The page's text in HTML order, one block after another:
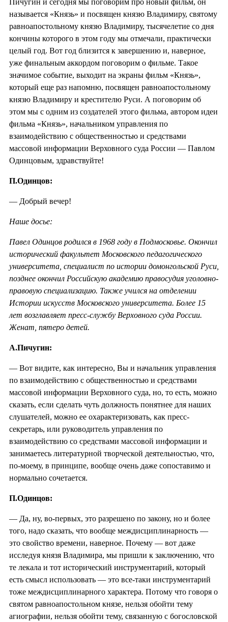
Пичугин и сегодня мы поговорим про новый фильм, он
называется «Князь» и посвящен князю Владимиру, святому
равноапостольному князю Владимиру, тысячелетие со дня
кончины которого в этом году мы отмечали, практически
целый год. Вот год близится к завершению и, наверное,
уже финальным аккордом поговорим о фильме. Такое
значимое событие, выходит на экраны фильм «Князь»,
который еще раз напомню, посвящен равноапостольному
князю Владимиру и крестителю Руси. А поговорим об
этом мы с одним из создателей этого фильма, автором идеи
фильма «Князь», начальником управления по
взаимодействию с общественностью и средствами
массовой информации Верховного суда России — Павлом
Одинцовым, здравствуйте!
П.Одинцов:
— Добрый вечер!
Наше досье:
Павел Одинцов родился в 1968 году в Подмосковье. Окончил
исторический факультет Московского педагогического
университета, специалист по истории домонгольской Руси,
позднее окончил Российскую академию правосудия уголовно-
правовую специализацию. Также учился на отделении
Истории искусств Московского университета. Более 15
лет возглавляет пресс-службу Верховного суда России.
Женат, пятеро детей.
А.Пичугин:
— Вот видите, как интересно, Вы и начальник управления
по взаимодействию с общественностью и средствами
массовой информации Верховного суда, но, то есть, можно
сказать, если сделать чуть должность понятнее для наших
слушателей, можно ее охарактеризовать, как пресс-
секретарь, или руководитель управления по
взаимодействию со средствами массовой информации и
занимаетесь литературной творческой деятельностью, что,
по-моему, в принципе, вообще очень даже сопоставимо и
нормально сочетается.
П.Одинцов:
— Да, ну, во-первых, это разрешено по закону, но и более
того, надо сказать, что вообще междисциплинарность —
это свойство времени, наверное. Почему — вот даже
исследуя князя Владимира, мы пришли к заключению, что
те лекала и тот исторический инструментарий, который
есть смысл использовать — это все-таки инструментарий
тоже междисциплинарного характера. Потому что говоря о
святом равноапостольном князе, нельзя обойти тему
агиографии, нельзя обойти тему, связанную с богословской